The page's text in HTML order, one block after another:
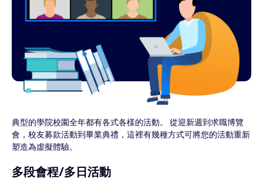
典型的學院校園全年都有各式各樣的活動。 從迎新週到求職博覽
會，校友募款活動到畢業典禮，這裡有幾種方式可將您的活動重新
塑造為虛擬體驗。
多段會程/多日活動